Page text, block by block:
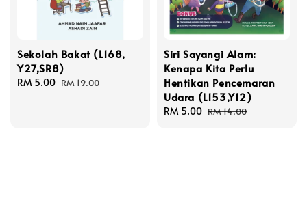
Sekolah Bakat (L168,
Y27,SR8)
Sale
RM 5.00 Regular
RM 19.00
Siri Sayangi Alam:
Kenapa Kita Perlu
Hentikan Pencemaran
Udara (L153,Y12)
Sale
RM 5.00 Regular
RM 14.00